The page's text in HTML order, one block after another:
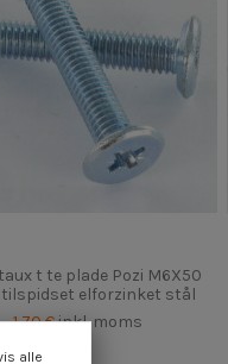
t te plade Pozi M6X50
tilspidset elforzinket stål
1,70 €inkl. moms
alle